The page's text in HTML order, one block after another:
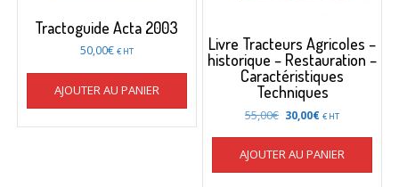
Tractoguide Acta 2003
50,00€ € HT
AJOUTER AU PANIER
Livre Tracteurs Agricoles –
historique – Restauration –
Caractéristiques
Techniques
55,00€ Le
était :
55,00€.
30,00€Le
est :
30,00€.
€ HT
AJOUTER AU PANIER